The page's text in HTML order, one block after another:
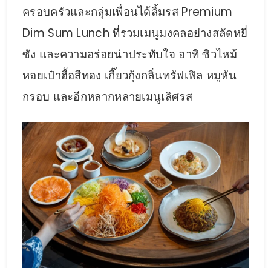
ครอบครัวและกลุ่มเพื่อนได้ลิ้มรส Premium
Dim Sum Lunch ที่รวมเมนูมงคลอย่างสลัดหยี่
ซัง และความอร่อยน่าประทับใจ อาทิ ซิวไหม้
หอยเป๋าฮื้อสีทอง เกี๊ยวกุ้งกลิ่นทรัฟเฟิล หมูหัน
กรอบ และอีกหลากหลายเมนูเลิศรส